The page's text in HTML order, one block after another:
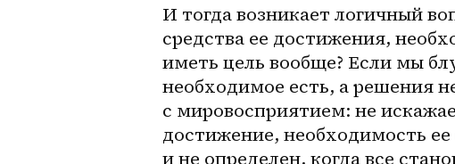
И тогда возникает логичный
средства ее достижения,
иметь цель вообще? Если мы
необходимое есть, а решения
с мировосприятием: не
достижение, необходимость
и не определен, когда все